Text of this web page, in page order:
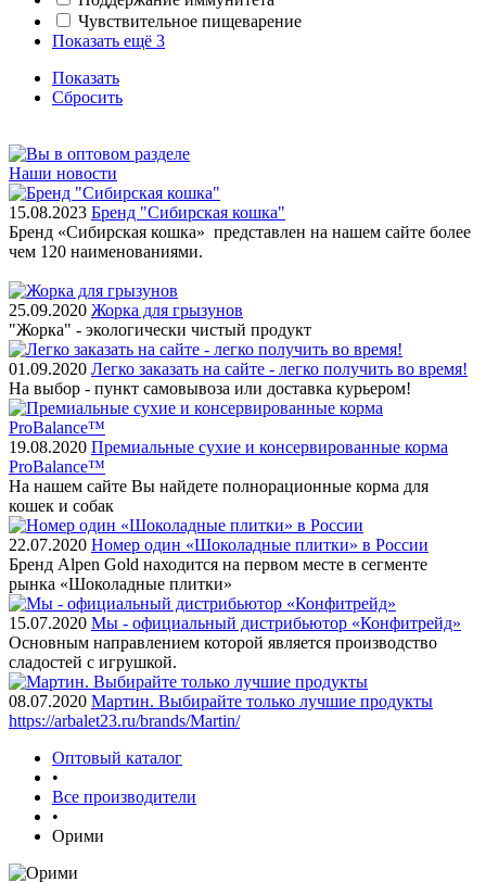
Чувствительное пищеварение
Показать ещё 3
Показать
Сбросить
Наши новости
15.08.2023 Бренд "Сибирская кошка"
Бренд «Сибирская кошка» представлен на нашем сайте более
чем 120 наименованиями.
25.09.2020 Жорка для грызунов
"Жорка" - экологически чистый продукт
01.09.2020 Легко заказать на сайте - легко получить во время!
На выбор - пункт самовывоза или доставка курьером!
19.08.2020 Премиальные сухие и консервированные корма
ProBalance™
На нашем сайте Вы найдете полнорационные корма для
кошек и собак
22.07.2020 Номер один «Шоколадные плитки» в России
Бренд Alpen Gold находится на первом месте в сегменте
рынка «Шоколадные плитки»
15.07.2020 Мы - официальный дистрибьютор «Конфитрейд»
Основным направлением которой является производство
сладостей с игрушкой.
08.07.2020 Мартин. Выбирайте только лучшие продукты
https://arbalet23.ru/brands/Martin/
Оптовый каталог
•
Все производители
•
Орими